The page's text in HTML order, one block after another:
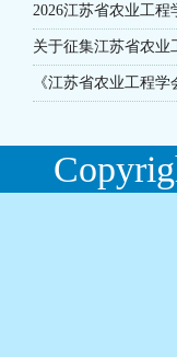
2026江苏省农业工
关于征集江苏省农业
《江苏省农业工程